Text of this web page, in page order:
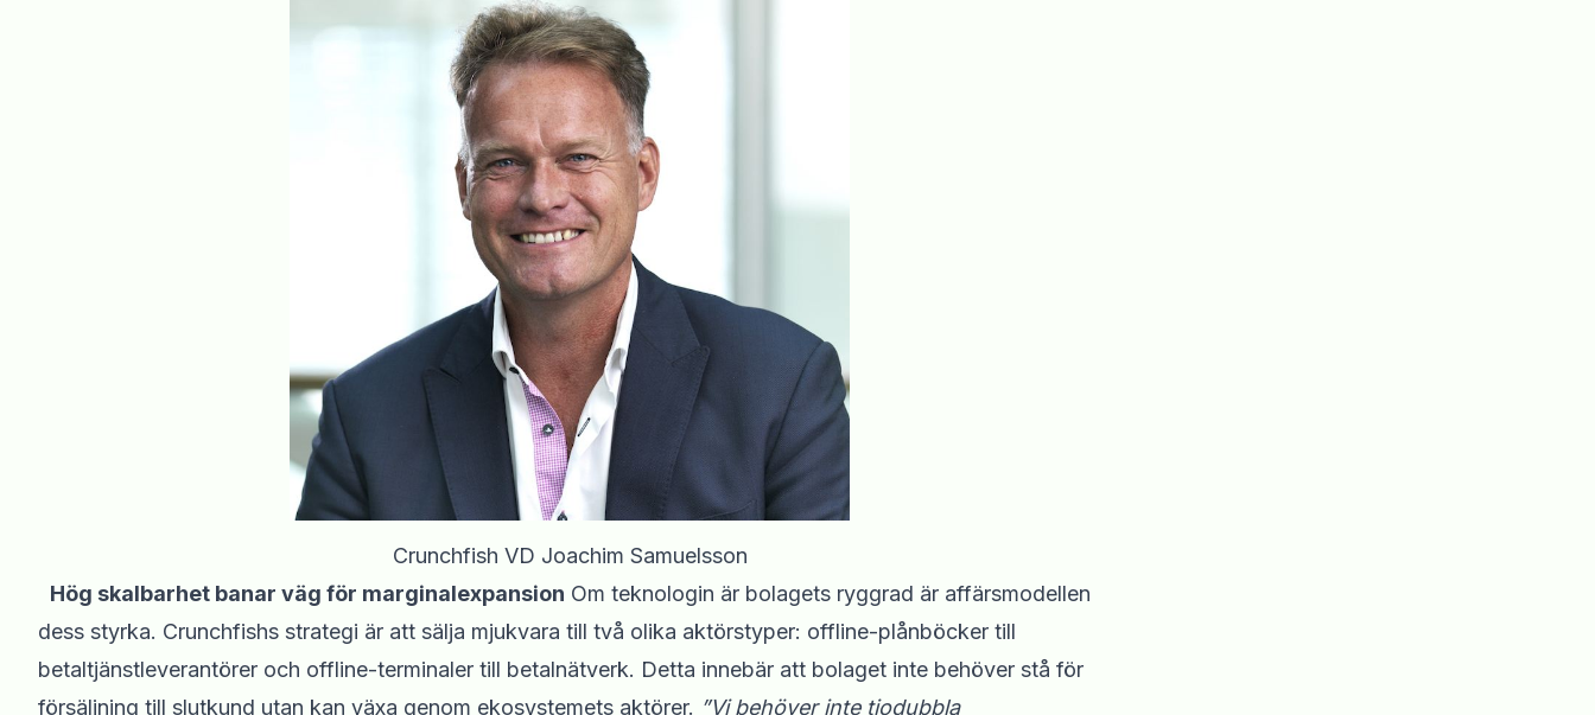
Crunchfish VD Joachim Samuelsson
Hög skalbarhet banar väg för marginalexpansion Om teknologin är bolagets ryggrad är affärsmodellen
dess styrka. Crunchfishs strategi är att sälja mjukvara till två olika aktörstyper: offline-plånböcker till
betaltjänstleverantörer och offline-terminaler till betalnätverk. Detta innebär att bolaget inte behöver stå för
försäljning till slutkund utan kan växa genom ekosystemets aktörer. ”Vi behöver inte tiodubbla